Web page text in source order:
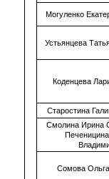
Могуленко
Устьянцева
Коденцева
Старостина
Смолина Ирина
Сомова